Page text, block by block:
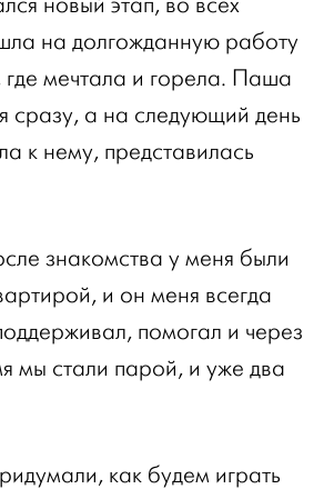
на долгожданную работу
где мечтала и горела. Паша
сразу, а на следующий день
к нему, представилась
знакомства у меня были
и он меня всегда
помогал и через
мы стали парой, и уже два
как будем играть